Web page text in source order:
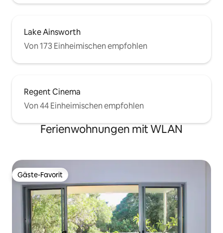
Lake Ainsworth
Von 173 Einheimischen empfohlen
Regent Cinema
Von 44 Einheimischen empfohlen
Ferienwohnungen mit WLAN
Gäste-Favorit
Gäste-Favorit